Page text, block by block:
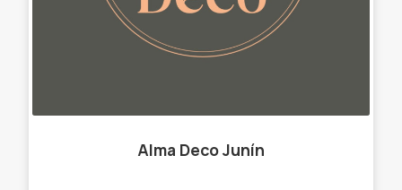
Alma Deco Junín